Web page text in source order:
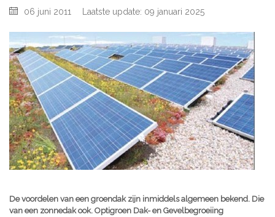
06 juni 2011 Laatste update: 09 januari 2025
De voordelen van een groendak zijn inmiddels algemeen bekend. Die
van een zonnedak ook. Optigroen Dak- en Gevelbegroeiing